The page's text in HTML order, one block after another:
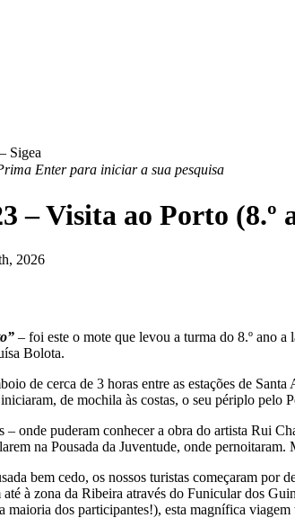
Enter para iniciar a sua pesquisa
– Visita ao Porto (8.º
2026
– foi este o mote que levou a turma do 8.º ano a
Bolota.
de cerca de 3 horas entre as estações de
de mochila às costas, o seu périplo pelo
– onde puderam conhecer a obra do artista Rui
na Pousada da Juventude, onde
bem cedo, os nossos turistas começaram
à zona da Ribeira através do Funicular dos
maioria dos participantes!), esta magnífica